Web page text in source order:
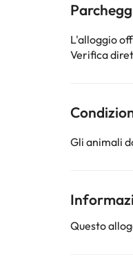
L'alloggio
Verifica
Gli animali
Questo